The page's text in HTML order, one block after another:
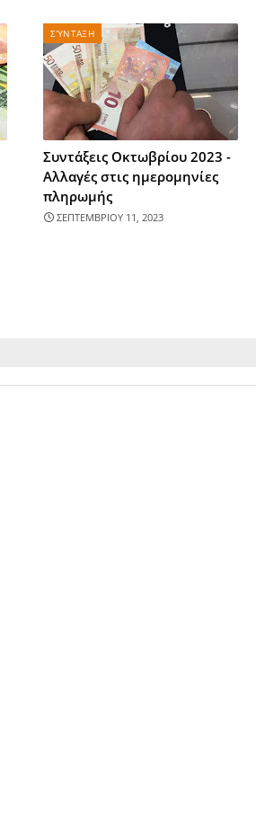
ΣΎΝΤΑΞΗ
Συντάξεις Οκτωβρίου 2023 -
Αλλαγές στις ημερομηνίες
πληρωμής
ΣΕΠΤΕΜΒΡΙΟΥ 11, 2023